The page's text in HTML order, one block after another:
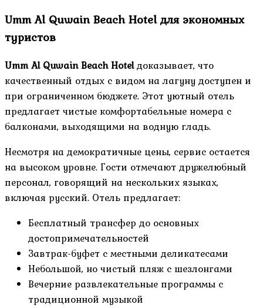
Umm Al Quwain Beach Hotel для экономных
туристов
Umm Al Quwain Beach Hotelдоказывает, что
качественный отдых с видом на лагуну доступен и
при ограниченном бюджете. Этот уютный отель
предлагает чистые комфортабельные номера с
балконами, выходящими на водную гладь.
Несмотря на демократичные цены, сервис остается
на высоком уровне. Гости отмечают дружелюбный
персонал, говорящий на нескольких языках,
включая русский. Отель предлагает:
Бесплатный трансфер до основных
достопримечательностей
Завтрак-буфет с местными деликатесами
Небольшой, но чистый пляж с шезлонгами
Вечерние развлекательные программы с
традиционной музыкой